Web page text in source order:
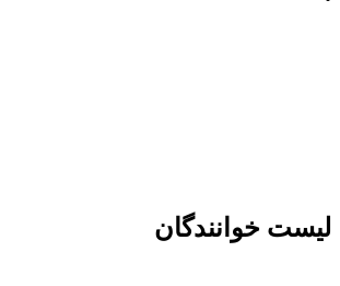
لیست خوانندگان